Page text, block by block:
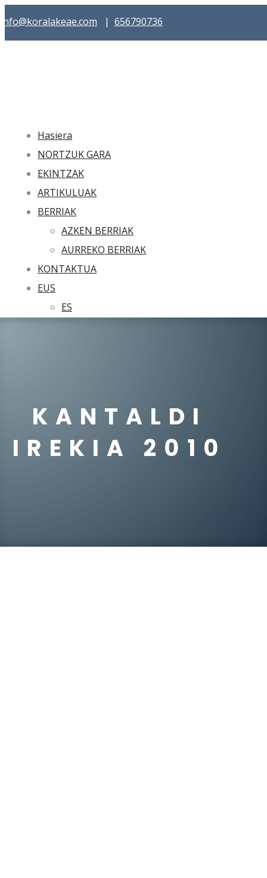
info@koralakeae.com | 656790736
Hasiera
NORTZUK GARA
EKINTZAK
ARTIKULUAK
BERRIAK
AZKEN BERRIAK
AURREKO BERRIAK
KONTAKTUA
EUS
ES
KANTALDI
IREKIA 2010